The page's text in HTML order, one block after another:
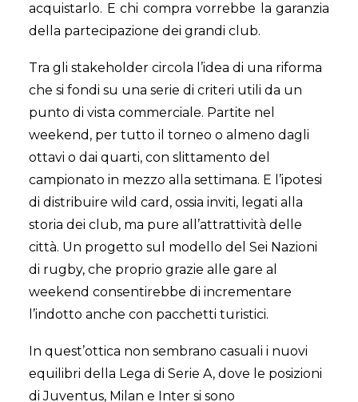
acquistarlo. E chi compra vorrebbe la garanzia
della partecipazione dei grandi club.
Tra gli stakeholder circola l’idea di una riforma
che si fondi su una serie di criteri utili da un
punto di vista commerciale. Partite nel
weekend, per tutto il torneo o almeno dagli
ottavi o dai quarti, con slittamento del
campionato in mezzo alla settimana. E l’ipotesi
di distribuire wild card, ossia inviti, legati alla
storia dei club, ma pure all’attrattività delle
città. Un progetto sul modello del Sei Nazioni
di rugby, che proprio grazie alle gare al
weekend consentirebbe di incrementare
l’indotto anche con pacchetti turistici.
In quest’ottica non sembrano casuali i nuovi
equilibri della Lega di Serie A, dove le posizioni
di Juventus, Milan e Inter si sono